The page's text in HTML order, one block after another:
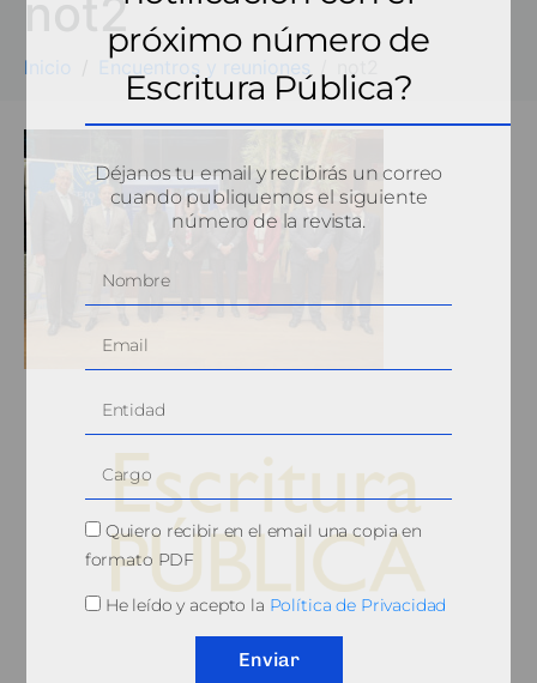
not2
Inicio Encuentros y reuniones
próximo número de
Escritura Pública?
Déjanos tu email y recibirás un correo
cuando publiquemos el siguiente
número de la revista.
Quiero recibir en el email una copia en
formato PDF
He leído y acepto la Política de Privacidad
Enviar